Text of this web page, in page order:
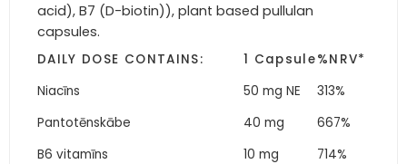
acid), B7 (D-biotin)), plant based pullulan
capsules.
DAILY DOSE CONTAINS: 1 Capsule%NRV*
Niacīns
50 mg NE
313%
Pantotēnskābe
40 mg
667%
B6 vitamīns
10 mg
714%